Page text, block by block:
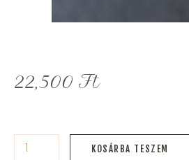
22,500 Ft
KOSÁRBA TESZEM